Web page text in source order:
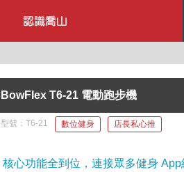
BowFlex T6-21 電動跑步機
型號： T6-21 數位健身 店長私心推
核心功能全到位，連接眾多健身